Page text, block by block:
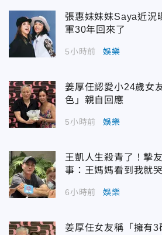
張惠妹妹妹Saya近況
軍30年回來了
5小時前 娛樂
姜厚任認愛小24歲女
色」親自回應
5小時前 娛樂
王凱人生殺青了！摯
事：王媽媽看到我就
6小時前 娛樂
姜厚任女友稱「擁有